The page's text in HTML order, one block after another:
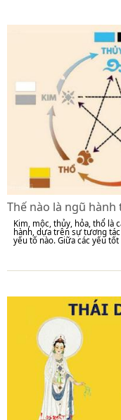
Thế nào là ngũ
Kim, mộc, thủy, hỏa, thổ là
hành, dựa trên sự tương
yếu tố nào. Giữa các yếu